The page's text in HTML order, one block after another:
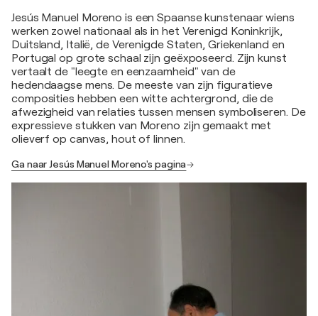
Jesús Manuel Moreno is een Spaanse kunstenaar wiens
werken zowel nationaal als in het Verenigd Koninkrijk,
Duitsland, Italië, de Verenigde Staten, Griekenland en
Portugal op grote schaal zijn geëxposeerd. Zijn kunst
vertaalt de "leegte en eenzaamheid" van de
hedendaagse mens. De meeste van zijn figuratieve
composities hebben een witte achtergrond, die de
afwezigheid van relaties tussen mensen symboliseren. De
expressieve stukken van Moreno zijn gemaakt met
olieverf op canvas, hout of linnen.
Ga naar Jesús Manuel Moreno's pagina